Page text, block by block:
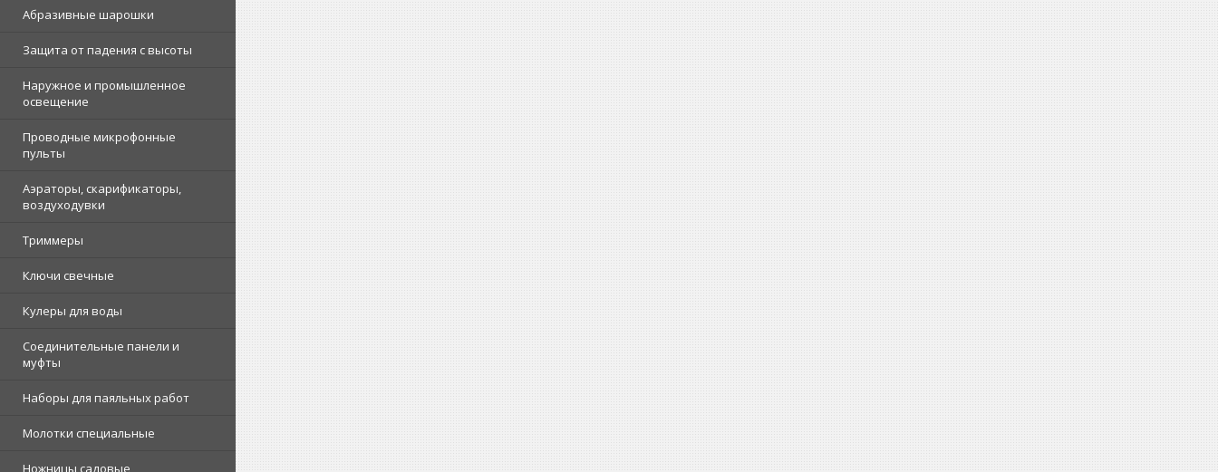
Абразивные шарошки
Защита от падения с высоты
Наружное и промышленное
освещение
Проводные микрофонные
пульты
Аэраторы, скарификаторы,
воздуходувки
Триммеры
Ключи свечные
Кулеры для воды
Соединительные панели и
муфты
Наборы для паяльных работ
Молотки специальные
Ножницы садовые